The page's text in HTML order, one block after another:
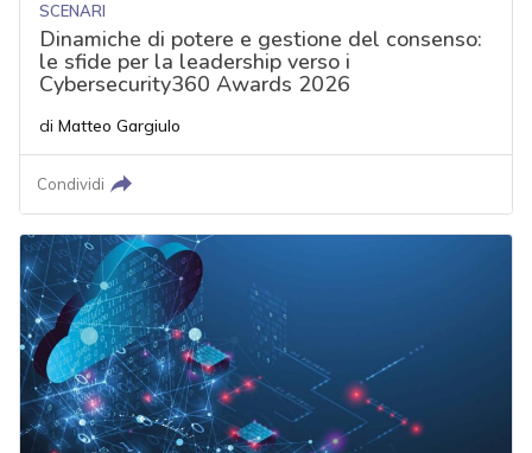
SCENARI
Dinamiche di potere e gestione del consenso:
le sfide per la leadership verso i
Cybersecurity360 Awards 2026
di Matteo Gargiulo
Condividi